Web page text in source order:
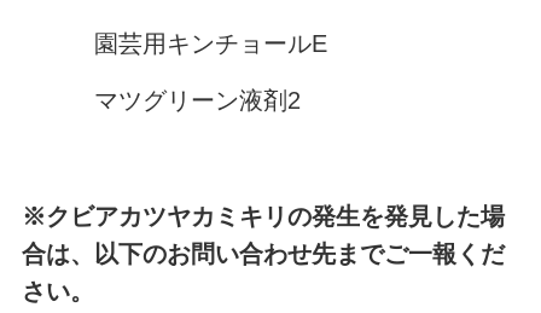
園芸用キンチョールE
マツグリーン液剤2
※クビアカツヤカミキリの発生を発見した場
合は、以下のお問い合わせ先までご一報くだ
さい。